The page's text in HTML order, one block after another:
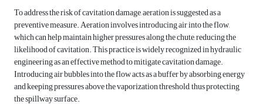
To address the risk of cavitation damage, aeration is suggested as a
preventive measure. Aeration involves introducing air into the flow,
which can help maintain higher pressures along the chute, reducing the
likelihood of cavitation. This practice is widely recognized in hydraulic
engineering as an effective method to mitigate cavitation damage.
Introducing air bubbles into the flow acts as a buffer by absorbing energy
and keeping pressures above the vaporization threshold, thus protecting
the spillway surface.